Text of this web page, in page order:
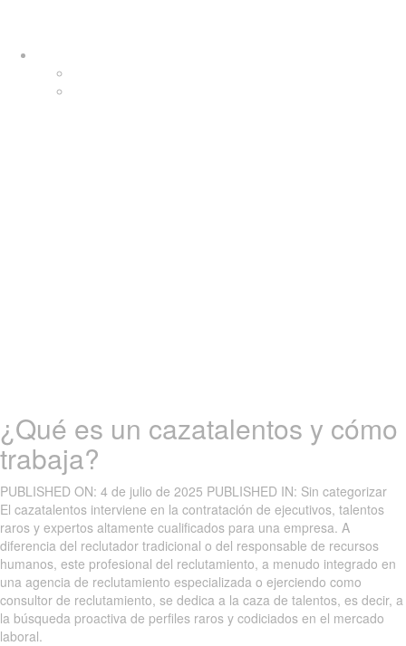
navigation
¿Qué es un cazatalentos y cómo
trabaja?
PUBLISHED ON: 4 de julio de 2025 PUBLISHED IN: Sin categorizar
El cazatalentos interviene en la contratación de ejecutivos, talentos
raros y expertos altamente cualificados para una empresa. A
diferencia del reclutador tradicional o del responsable de recursos
humanos, este profesional del reclutamiento, a menudo integrado en
una agencia de reclutamiento especializada o ejerciendo como
consultor de reclutamiento, se dedica a la caza de talentos, es decir, a
la búsqueda proactiva de perfiles raros y codiciados en el mercado
laboral.